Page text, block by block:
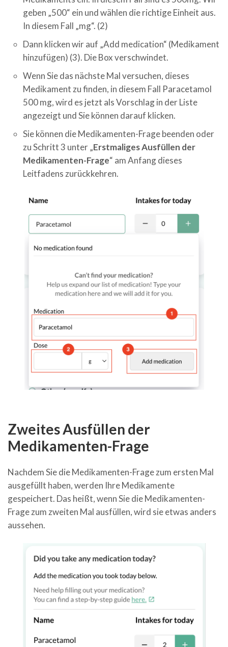
geben „500“ ein und wählen die richtige Einheit aus.
In diesem Fall „mg“. (2)
Dann klicken wir auf „Add medication“ (Medikament
hinzufügen) (3). Die Box verschwindet.
Wenn Sie das nächste Mal versuchen, dieses
Medikament zu finden, in diesem Fall Paracetamol
500 mg, wird es jetzt als Vorschlag in der Liste
angezeigt und Sie können darauf klicken.
Sie können die Medikamenten-Frage beenden oder
zu Schritt 3 unter „Erstmaliges Ausfüllen der
Medikamenten-Frage“ am Anfang dieses
Leitfadens zurückkehren.
Zweites Ausfüllen der
Medikamenten-Frage
Nachdem Sie die Medikamenten-Frage zum ersten Mal
ausgefüllt haben, werden Ihre Medikamente
gespeichert. Das heißt, wenn Sie die Medikamenten-
Frage zum zweiten Mal ausfüllen, wird sie etwas anders
aussehen.